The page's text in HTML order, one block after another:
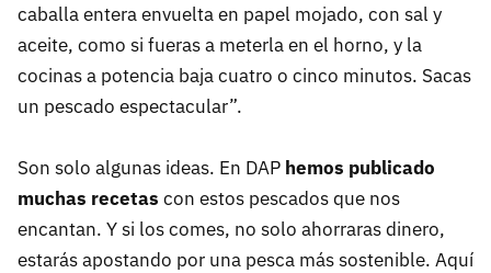
caballa entera envuelta en papel mojado, con sal y
aceite, como si fueras a meterla en el horno, y la
cocinas a potencia baja cuatro o cinco minutos. Sacas
un pescado espectacular”.
Son solo algunas ideas. En DAP hemos publicado
muchas recetas con estos pescados que nos
encantan. Y si los comes, no solo ahorraras dinero,
estarás apostando por una pesca más sostenible. Aquí